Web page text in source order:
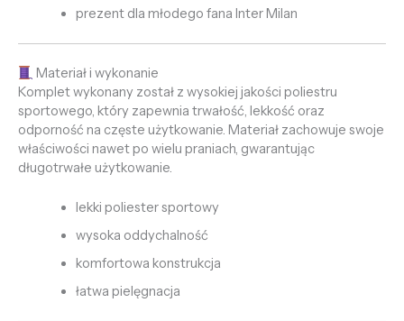
prezent dla młodego fana Inter Milan
Materiał i wykonanie
Komplet wykonany został z wysokiej jakości poliestru
sportowego, który zapewnia trwałość, lekkość oraz
odporność na częste użytkowanie. Materiał zachowuje swoje
właściwości nawet po wielu praniach, gwarantując
długotrwałe użytkowanie.
lekki poliester sportowy
wysoka oddychalność
komfortowa konstrukcja
łatwa pielęgnacja